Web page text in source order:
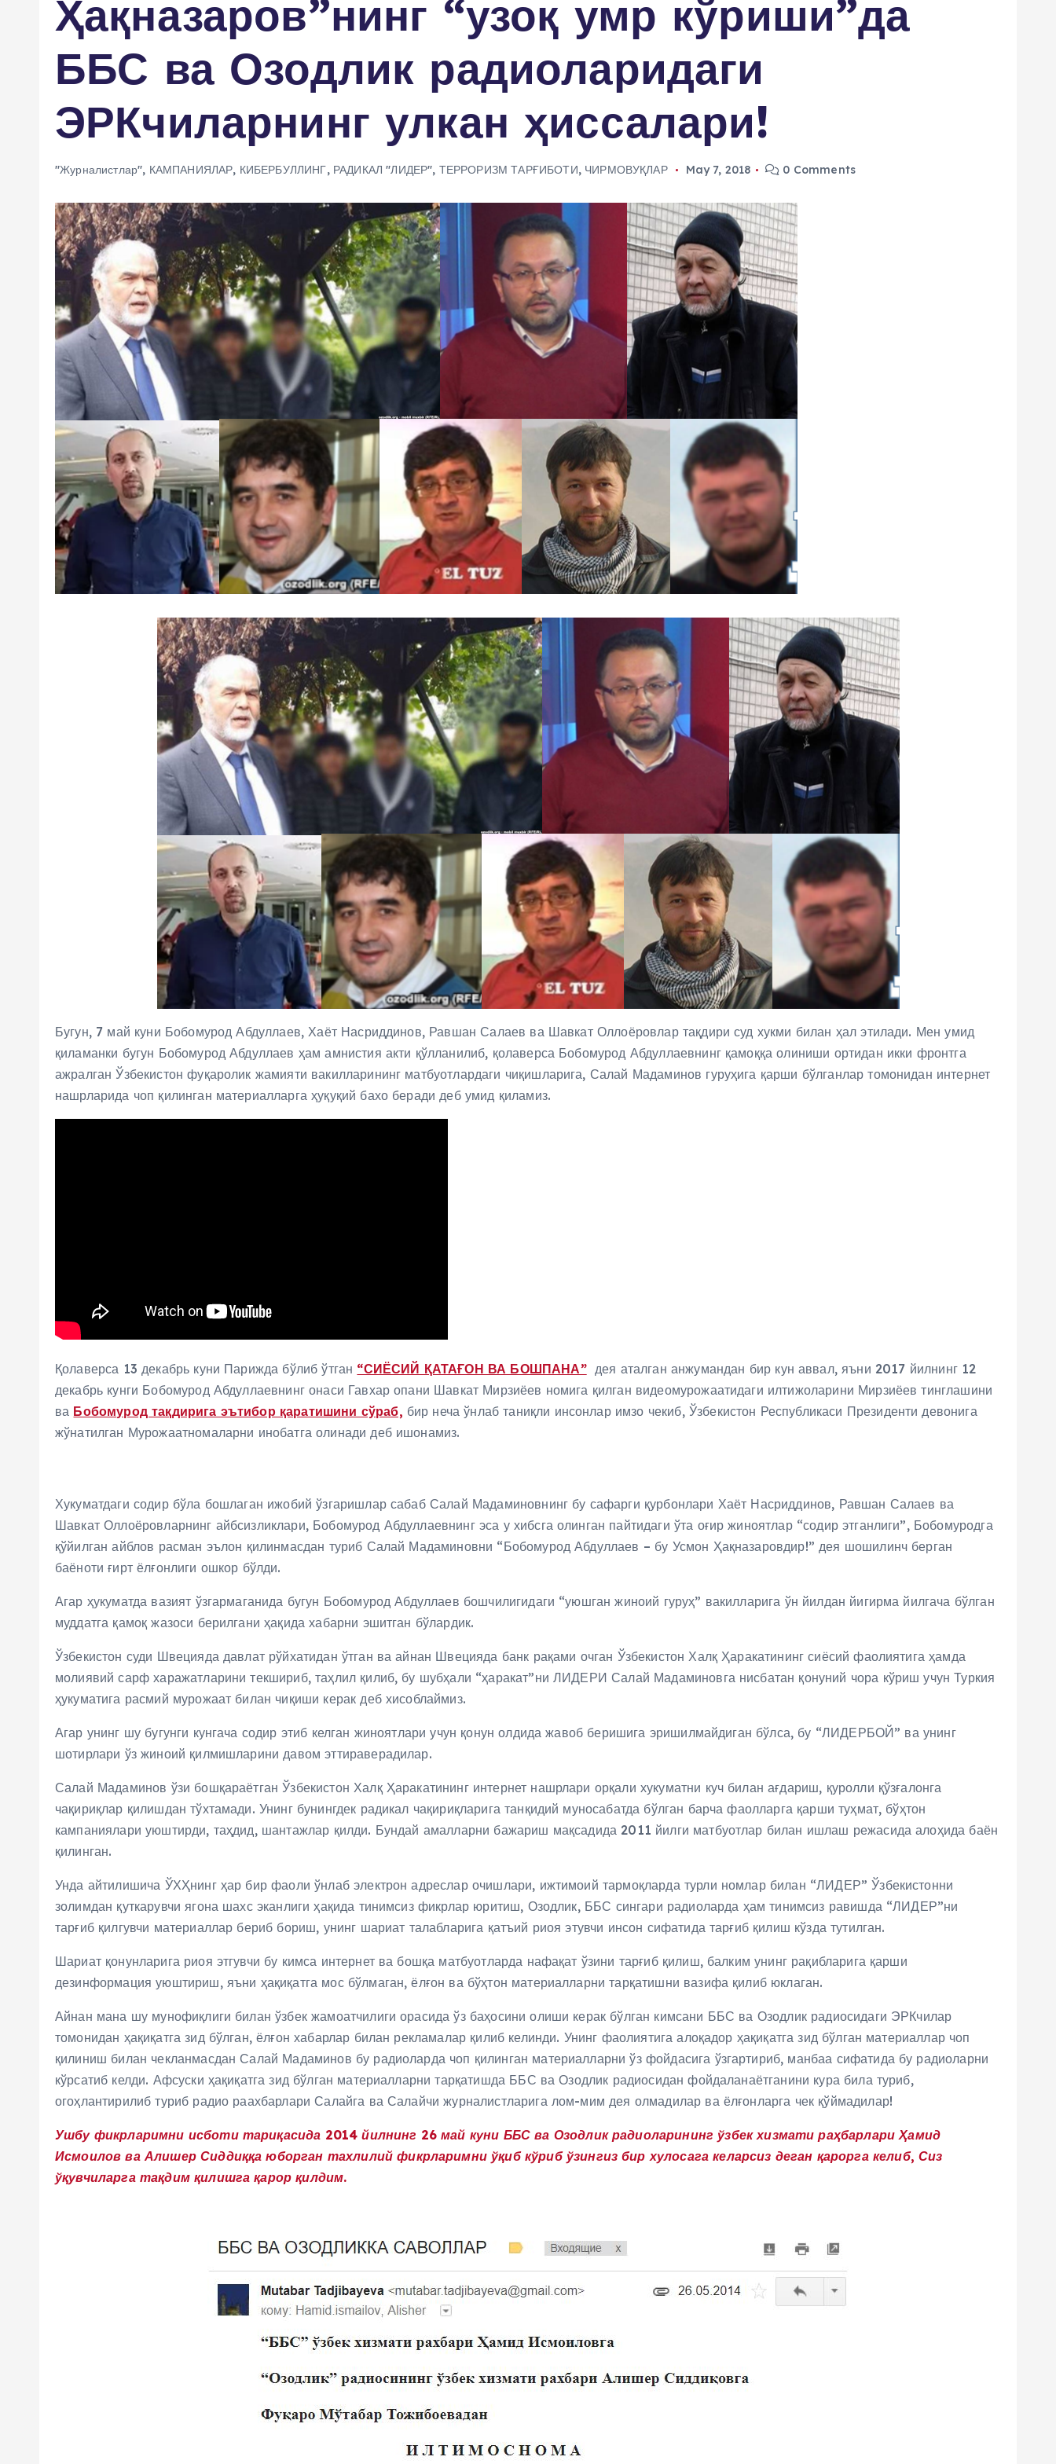
Ҳақназаров”нинг “узоқ умр кўриши”да
ББС ва Озодлик радиоларидаги
ЭРКчиларнинг улкан ҳиссалари!
"Журналистлар", КАМПАНИЯЛАР, КИБЕРБУЛЛИНГ, РАДИКАЛ "ЛИДЕР", ТЕРРОРИЗМ ТАРҒИБОТИ, ЧИРМОВУҚЛАР May 7, 2018 0 Comments
Бугун, 7 май куни Бобомурод Абдуллаев, Хаёт Насриддинов, Равшан Салаев ва Шавкат Оллоёровлар тақдири суд хукми билан ҳал этилади. Мен умид
қиламанки бугун Бобомурод Абдуллаев ҳам амнистия акти қўлланилиб, қолаверса Бобомурод Абдуллаевнинг қамоққа олиниши ортидан икки фронтга
ажралган Ўзбекистон фуқаролик жамияти вакилларининг матбуотлардаги чиқишларига, Салай Мадаминов гуруҳига қарши бўлганлар томонидан интернет
нашрларида чоп қилинган материалларга ҳуқуқий бахо беради деб умид қиламиз.
Қолаверса 13 декабрь куни Парижда бўлиб ўтган “СИЁСИЙ ҚАТАҒОН ВА БОШПАНА”дея аталган анжумандан бир кун аввал, яъни 2017 йилнинг 12
декабрь кунги Бобомурод Абдуллаевнинг онаси Гавхар опани Шавкат Мирзиёев номига қилган видеомурожаатидаги илтижоларини Мирзиёев тинглашини
ва Бобомурод тақдирига эътибор қаратишини сўраб, бир неча ўнлаб таниқли инсонлар имзо чекиб, Ўзбекистон Республикаси Президенти девонига
жўнатилган Мурожаатномаларни инобатга олинади деб ишонамиз.
Хукуматдаги содир бўла бошлаган ижобий ўзгаришлар сабаб Салай Мадаминовнинг бу сафарги қурбонлари Хаёт Насриддинов, Равшан Салаев ва
Шавкат Оллоёровларнинг айбсизликлари, Бобомурод Абдуллаевнинг эса у хибсга олинган пайтидаги ўта оғир жиноятлар “содир этганлиги”, Бобомуродга
қўйилган айблов расман эълон қилинмасдан туриб Салай Мадаминовни “Бобомурод Абдуллаев – бу Усмон Ҳақназаровдир!” дея шошилинч берган
баёноти ғирт ёлғонлиги ошкор бўлди.
Агар ҳукуматда вазият ўзгармаганида бугун Бобомурод Абдуллаев бошчилигидаги “уюшган жиноий гуруҳ” вакилларига ўн йилдан йигирма йилгача бўлган
муддатга қамоқ жазоси берилгани ҳақида хабарни эшитган бўлардик.
Ўзбекистон суди Швецияда давлат рўйхатидан ўтган ва айнан Швецияда банк рақами очган Ўзбекистон Халқ Ҳаракатининг сиёсий фаолиятига ҳамда
молиявий сарф харажатларини текшириб, таҳлил қилиб, бу шубҳали “ҳаракат”ни ЛИДЕРИ Салай Мадаминовга нисбатан қонуний чора кўриш учун Туркия
ҳукуматига расмий мурожаат билан чиқиши керак деб хисоблаймиз.
Агар унинг шу бугунги кунгача содир этиб келган жиноятлари учун қонун олдида жавоб беришига эришилмайдиган бўлса, бу “ЛИДЕРБОЙ” ва унинг
шотирлари ўз жиноий қилмишларини давом эттираверадилар.
Салай Мадаминов ўзи бошқараётган Ўзбекистон Халқ Ҳаракатининг интернет нашрлари орқали хукуматни куч билан ағдариш, қуролли қўзғалонга
чақириқлар қилишдан тўхтамади. Унинг бунингдек радикал чақириқларига танқидий муносабатда бўлган барча фаолларга қарши туҳмат, бўҳтон
кампаниялари уюштирди, таҳдид, шантажлар қилди. Бундай амалларни бажариш мақсадида 2011 йилги матбуотлар билан ишлаш режасида алоҳида баён
қилинган.
Унда айтилишича ЎХҲнинг ҳар бир фаоли ўнлаб электрон адреслар очишлари, ижтимоий тармоқларда турли номлар билан “ЛИДЕР” Ўзбекистонни
золимдан қуткарувчи ягона шахс эканлиги ҳақида тинимсиз фикрлар юритиш, Озодлик, ББС сингари радиоларда ҳам тинимсиз равишда “ЛИДЕР”ни
тарғиб қилгувчи материаллар бериб бориш, унинг шариат талабларига қатъий риоя этувчи инсон сифатида тарғиб қилиш кўзда тутилган.
Шариат қонунларига риоя этгувчи бу кимса интернет ва бошқа матбуотларда нафақат ўзини тарғиб қилиш, балким унинг рақибларига қарши
дезинформация уюштириш, яъни ҳақиқатга мос бўлмаган, ёлғон ва бўҳтон материалларни тарқатишни вазифа қилиб юклаган.
Айнан мана шу мунофиқлиги билан ўзбек жамоатчилиги орасида ўз баҳосини олиши керак бўлган кимсани ББС ва Озодлик радиосидаги ЭРКчилар
томонидан ҳақиқатга зид бўлган, ёлғон хабарлар билан рекламалар қилиб келинди. Унинг фаолиятига алоқадор ҳақиқатга зид бўлган материаллар чоп
қилиниш билан чекланмасдан Салай Мадаминов бу радиоларда чоп қилинган материалларни ўз фойдасига ўзгартириб, манбаа сифатида бу радиоларни
кўрсатиб келди. Афсуски ҳақиқатга зид бўлган материалларни тарқатишда ББС ва Озодлик радиосидан фойдаланаётганини кура била туриб,
огоҳлантирилиб туриб радио раахбарлари Салайга ва Салайчи журналистларига лом-мим дея олмадилар ва ёлғонларга чек қўймадилар!
Ушбу фикрларимни исботи тариқасида 2014 йилнинг 26 май куни ББС ва Озодлик радиоларининг ўзбек хизмати раҳбарлари Ҳамид
Исмоилов ва Алишер Сиддиққа юборган тахлилий фикрларимни ўқиб кўриб ўзингиз бир хулосага келарсиз деган қарорга келиб, Сиз
ўқувчиларга тақдим қилишга қарор қилдим.